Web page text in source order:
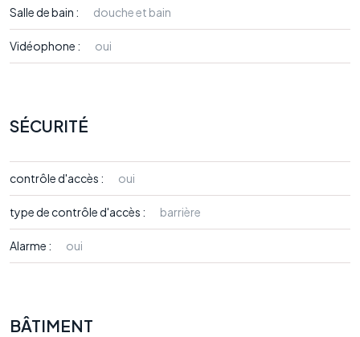
Salle de bain : douche et bain
Vidéophone : oui
SÉCURITÉ
contrôle d'accès : oui
type de contrôle d'accès : barrière
Alarme : oui
BÂTIMENT